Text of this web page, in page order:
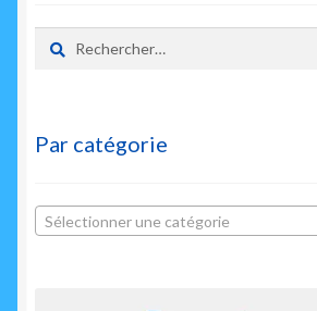
Rechercher :
Par catégorie
Sélectionner une catégorie